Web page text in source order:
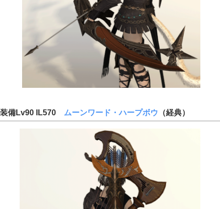
装備Lv90 IL570 ムーンワード・ハープボウ （経典）